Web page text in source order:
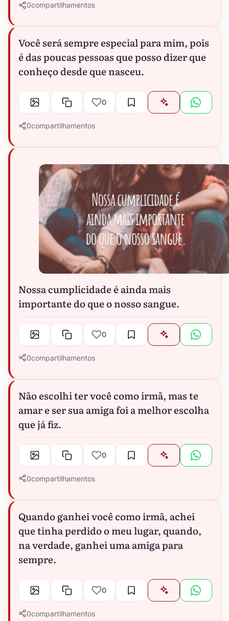
0compartilhamentos
Você será sempre especial para mim, pois
é das poucas pessoas que posso dizer que
conheço desde que nasceu.
0
0compartilhamentos
Nossa cumplicidade é ainda mais
importante do que o nosso sangue.
0
0compartilhamentos
Não escolhi ter você como irmã, mas te
amar e ser sua amiga foi a melhor escolha
que já fiz.
0
0compartilhamentos
Quando ganhei você como irmã, achei
que tinha perdido o meu lugar, quando,
na verdade, ganhei uma amiga para
sempre.
0
0compartilhamentos